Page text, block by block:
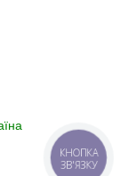
КНОПКА
ЗВ'ЯЗКУ